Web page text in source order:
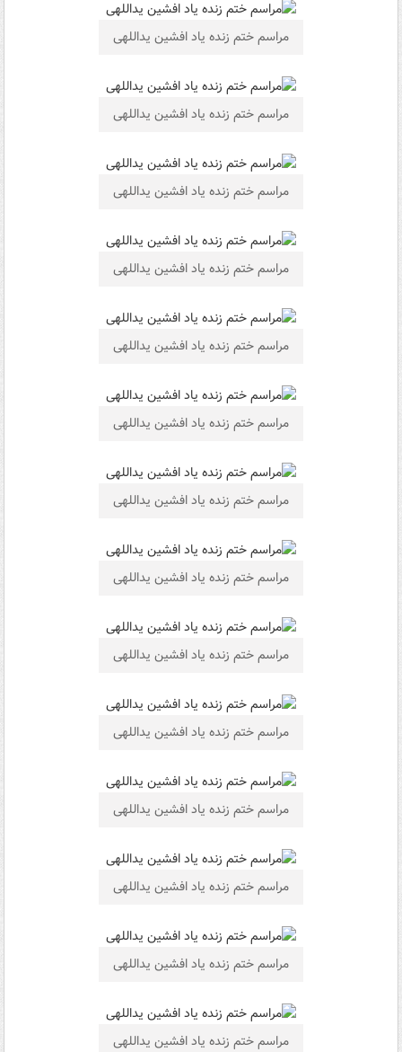
مراسم ختم زنده ياد افشین یداللهی
مراسم ختم زنده ياد افشین یداللهی
مراسم ختم زنده ياد افشین یداللهی
مراسم ختم زنده ياد افشین یداللهی
مراسم ختم زنده ياد افشین یداللهی
مراسم ختم زنده ياد افشین یداللهی
مراسم ختم زنده ياد افشین یداللهی
مراسم ختم زنده ياد افشین یداللهی
مراسم ختم زنده ياد افشین یداللهی
مراسم ختم زنده ياد افشین یداللهی
مراسم ختم زنده ياد افشین یداللهی
مراسم ختم زنده ياد افشین یداللهی
مراسم ختم زنده ياد افشین یداللهی
مراسم ختم زنده ياد افشین یداللهی